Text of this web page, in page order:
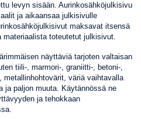
levyn sisään. Aurinkosähköjulkisivu
ja aikaansaa julkisivulle
maksavat itsensä
toteutetut julkisivut.
näyttäviä tarjoten valtaisan
tiili-, marmori-, graniitti-, betoni-,
väriä vaihtavalla
ja paljon muuta. Käytännössä ne
ja tehokkaan